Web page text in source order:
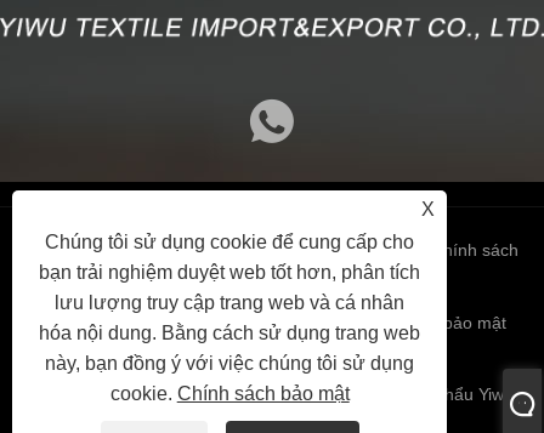
X
Chúng tôi sử dụng cookie để cung cấp cho
bạn trải nghiệm duyệt web tốt hơn, phân tích
lưu lượng truy cập trang web và cá nhân
hóa nội dung. Bằng cách sử dụng trang web
này, bạn đồng ý với việc chúng tôi sử dụng
cookie. Chính sách bảo mật
Links Sitemap RSS XML Chính sách
bảo mật
Bản quyền 2024 © Công ty TNHH Nhập khẩu & Xuất khẩu Yiwu.
Tất cả các quyền được bảo lưu.